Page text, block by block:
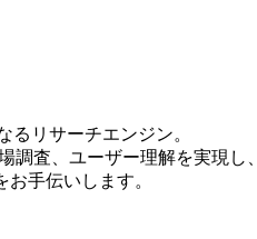
リサーチエンジン。
調査、ユーザー理解を実現し、
手伝いします。